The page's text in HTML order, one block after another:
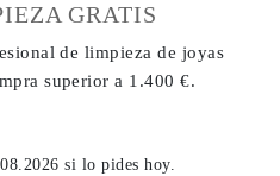
GRATIS
de limpieza de joyas
superior a 1.400 €.
si lo pides hoy.